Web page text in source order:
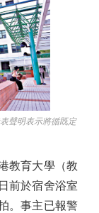
聲明表示將循既定
教育大學（教
前於宿舍浴室
。事主已報警